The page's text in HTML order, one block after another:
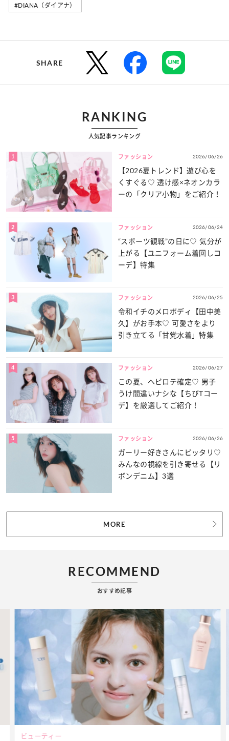
#DIANA（ダイアナ）
SHARE
RANKING
人気記事ランキング
1 ファッション 2026/06/26
【2026夏トレンド】遊び心を
くすぐる♡ 透け感×ネオンカラ
ーの「クリア小物」をご紹介！
2 ファッション 2026/06/24
“スポーツ観戦”の日に♡ 気分が
上がる【ユニフォーム着回しコ
ーデ】特集
3 ファッション 2026/06/25
令和イチのメロボディ【田中美
久】がお手本♡ 可愛さをより
引き立てる「甘党水着」特集
4 ファッション 2026/06/27
この夏、ヘビロテ確定♡ 男子
うけ間違いナシな【ちびTコー
デ】を厳選してご紹介！
5 ファッション 2026/06/26
ガーリー好きさんにピッタリ♡
みんなの視線を引き寄せる【リ
ボンデニム】3選
MORE
RECOMMEND
おすすめ記事
ビューティー